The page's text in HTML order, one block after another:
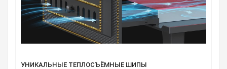
УНИКАЛЬНЫЕ ТЕПЛОСЪЁМНЫЕ ШИПЫ